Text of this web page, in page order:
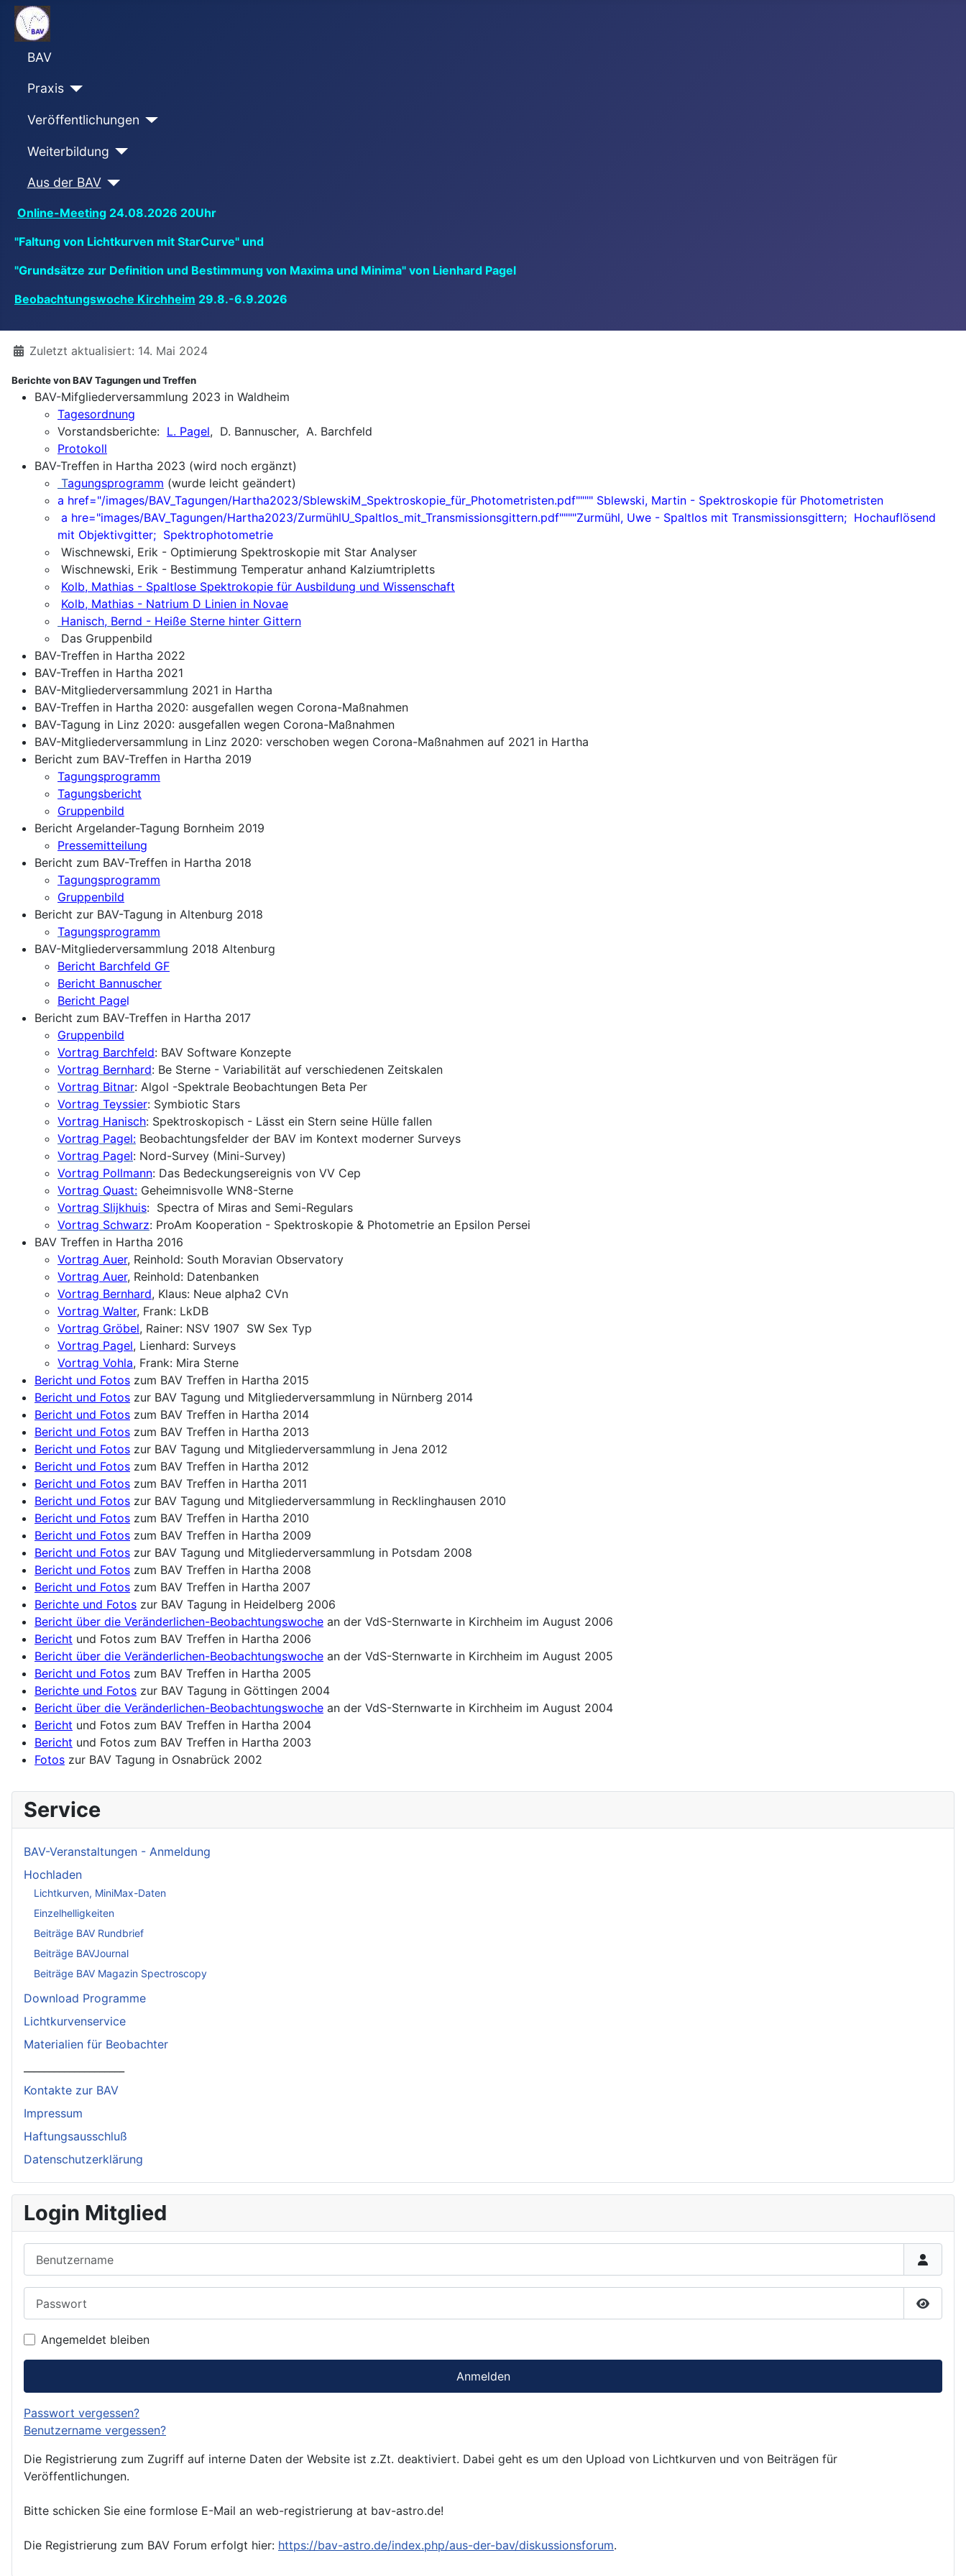
BAV
Praxis
Veröffentlichungen
Weiterbildung
Aus der BAV
Online-Meeting 24.08.2026 20Uhr
"Faltung von Lichtkurven mit StarCurve" und
"Grundsätze zur Definition und Bestimmung von Maxima und Minima" von Lienhard Pagel
Beobachtungswoche Kirchheim 29.8.-6.9.2026
DetailsZuletzt aktualisiert: 14. Mai 2024
Berichte von BAV Tagungen und Treffen
BAV-Mifgliederversammlung 2023 in Waldheim
Tagesordnung
Vorstandsberichte: L. Pagel, D. Bannuscher, A. Barchfeld
Protokoll
BAV-Treffen in Hartha 2023 (wird noch ergänzt)
Tagungsprogramm (wurde leicht geändert)
a href="/images/BAV_Tagungen/Hartha2023/SblewskiM_Spektroskopie_für_Photometristen.pdf"""" Sblewski, Martin - Spektroskopie für Photometristen
a hre="images/BAV_Tagungen/Hartha2023/ZurmühlU_Spaltlos_mit_Transmissionsgittern.pdf""""Zurmühl, Uwe - Spaltlos mit Transmissionsgittern; Hochauflösend
mit Objektivgitter; Spektrophotometrie
Wischnewski, Erik - Optimierung Spektroskopie mit Star Analyser
Wischnewski, Erik - Bestimmung Temperatur anhand Kalziumtripletts
Kolb, Mathias - Spaltlose Spektrokopie für Ausbildung und Wissenschaft
Kolb, Mathias - Natrium D Linien in Novae
Hanisch, Bernd - Heiße Sterne hinter Gittern
Das Gruppenbild
BAV-Treffen in Hartha 2022
BAV-Treffen in Hartha 2021
BAV-Mitgliederversammlung 2021 in Hartha
BAV-Treffen in Hartha 2020: ausgefallen wegen Corona-Maßnahmen
BAV-Tagung in Linz 2020: ausgefallen wegen Corona-Maßnahmen
BAV-Mitgliederversammlung in Linz 2020: verschoben wegen Corona-Maßnahmen auf 2021 in Hartha
Bericht zum BAV-Treffen in Hartha 2019
Tagungsprogramm
Tagungsbericht
Gruppenbild
Bericht Argelander-Tagung Bornheim 2019
Pressemitteilung
Bericht zum BAV-Treffen in Hartha 2018
Tagungsprogramm
Gruppenbild
Bericht zur BAV-Tagung in Altenburg 2018
Tagungsprogramm
BAV-Mitgliederversammlung 2018 Altenburg
Bericht Barchfeld GF
Bericht Bannuscher
Bericht Pagel
Bericht zum BAV-Treffen in Hartha 2017
Gruppenbild
Vortrag Barchfeld: BAV Software Konzepte
Vortrag Bernhard: Be Sterne - Variabilität auf verschiedenen Zeitskalen
Vortrag Bitnar: Algol -Spektrale Beobachtungen Beta Per
Vortrag Teyssier: Symbiotic Stars
Vortrag Hanisch: Spektroskopisch - Lässt ein Stern seine Hülle fallen
Vortrag Pagel: Beobachtungsfelder der BAV im Kontext moderner Surveys
Vortrag Pagel: Nord-Survey (Mini-Survey)
Vortrag Pollmann: Das Bedeckungsereignis von VV Cep
Vortrag Quast: Geheimnisvolle WN8-Sterne
Vortrag Slijkhuis: Spectra of Miras and Semi-Regulars
Vortrag Schwarz: ProAm Kooperation - Spektroskopie & Photometrie an Epsilon Persei
BAV Treffen in Hartha 2016
Vortrag Auer, Reinhold: South Moravian Observatory
Vortrag Auer, Reinhold: Datenbanken
Vortrag Bernhard, Klaus: Neue alpha2 CVn
Vortrag Walter, Frank: LkDB
Vortrag Gröbel, Rainer: NSV 1907 SW Sex Typ
Vortrag Pagel, Lienhard: Surveys
Vortrag Vohla, Frank: Mira Sterne
Bericht und Fotos zum BAV Treffen in Hartha 2015
Bericht und Fotos zur BAV Tagung und Mitgliederversammlung in Nürnberg 2014
Bericht und Fotos zum BAV Treffen in Hartha 2014
Bericht und Fotos zum BAV Treffen in Hartha 2013
Bericht und Fotos zur BAV Tagung und Mitgliederversammlung in Jena 2012
Bericht und Fotos zum BAV Treffen in Hartha 2012
Bericht und Fotos zum BAV Treffen in Hartha 2011
Bericht und Fotos zur BAV Tagung und Mitgliederversammlung in Recklinghausen 2010
Bericht und Fotos zum BAV Treffen in Hartha 2010
Bericht und Fotos zum BAV Treffen in Hartha 2009
Bericht und Fotos zur BAV Tagung und Mitgliederversammlung in Potsdam 2008
Bericht und Fotos zum BAV Treffen in Hartha 2008
Bericht und Fotos zum BAV Treffen in Hartha 2007
Berichte und Fotos zur BAV Tagung in Heidelberg 2006
Bericht über die Veränderlichen-Beobachtungswoche an der VdS-Sternwarte in Kirchheim im August 2006
Bericht und Fotos zum BAV Treffen in Hartha 2006
Bericht über die Veränderlichen-Beobachtungswoche an der VdS-Sternwarte in Kirchheim im August 2005
Bericht und Fotos zum BAV Treffen in Hartha 2005
Berichte und Fotos zur BAV Tagung in Göttingen 2004
Bericht über die Veränderlichen-Beobachtungswoche an der VdS-Sternwarte in Kirchheim im August 2004
Bericht und Fotos zum BAV Treffen in Hartha 2004
Bericht und Fotos zum BAV Treffen in Hartha 2003
Fotos zur BAV Tagung in Osnabrück 2002
Service
BAV-Veranstaltungen - Anmeldung
Hochladen
Lichtkurven, MiniMax-Daten
Einzelhelligkeiten
Beiträge BAV Rundbrief
Beiträge BAVJournal
Beiträge BAV Magazin Spectroscopy
Download Programme
Lichtkurvenservice
Materialien für Beobachter
Kontakte zur BAV
Impressum
Haftungsausschluß
Datenschutzerklärung
Login Mitglied
Angemeldet bleiben
Anmelden
Passwort vergessen?
Benutzername vergessen?
Die Registrierung zum Zugriff auf interne Daten der Website ist z.Zt. deaktiviert. Dabei geht es um den Upload von Lichtkurven und von Beiträgen für
Veröffentlichungen.
Bitte schicken Sie eine formlose E-Mail an web-registrierung at bav-astro.de!
Die Registrierung zum BAV Forum erfolgt hier: https://bav-astro.de/index.php/aus-der-bav/diskussionsforum.